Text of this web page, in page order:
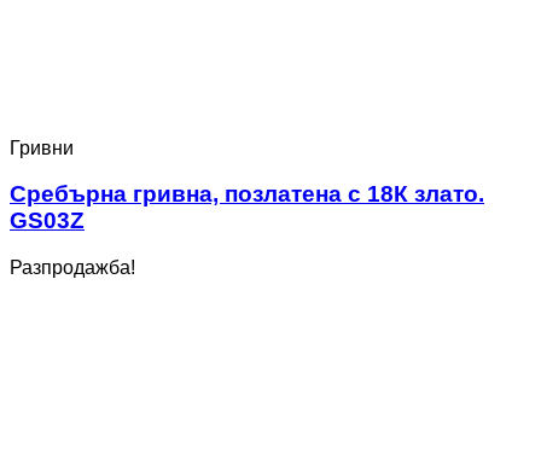
Гривни
Сребърна гривна, позлатена с 18К злато.
GS03Z
Разпродажба!